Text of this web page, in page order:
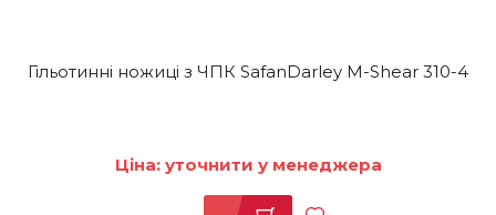
Гільотинні ножиці з ЧПК SafanDarley M-Shear 310-4
Ціна: уточнити у менеджера